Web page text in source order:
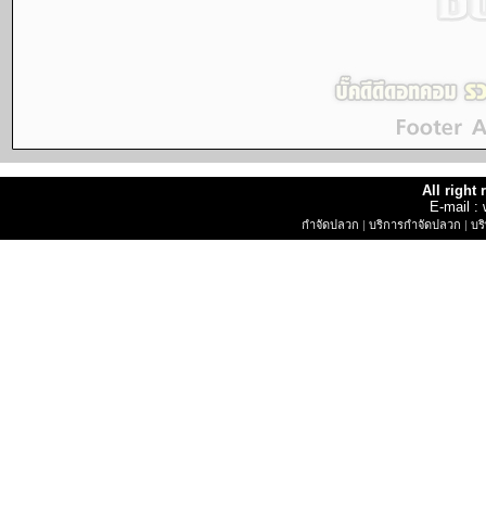
All right
E-mail :
กำจัดปลวก | บริการกำจัดปลวก | บ